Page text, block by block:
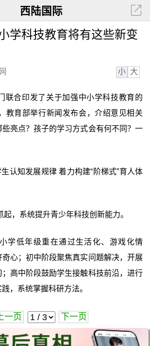
西陆国际
学科技教育将有这些新变
小 大
联合印发了关于加强中小学科技教育的
教育部举行新闻发布会，介绍意见相关
亮点？孩子的学习方式会有何不同？一
认知发展规律 着力构建“阶梯式”育人体
起，系统提升青少年科技创新能力。
学低年级重在通过生活化、游戏化情
心；初中阶段聚焦真实问题解决，开展
高中阶段鼓励学生接触科技前沿，进行
，系统掌握科研方法。
一页 下一页